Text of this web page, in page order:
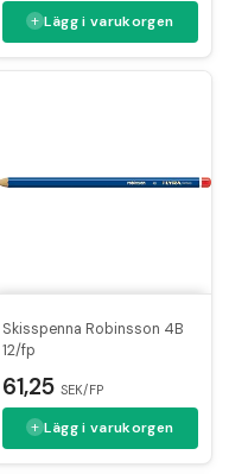
Lägg i varukorgen
Skisspenna Robinsson 4B
12/fp
61,25 SEK/FP
Lägg i varukorgen